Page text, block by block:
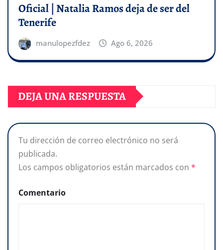
Oficial | Natalia Ramos deja de ser del
Tenerife
manulopezfdez Ago 6, 2026
DEJA UNA RESPUESTA
Tu dirección de correo electrónico no será
publicada.
Los campos obligatorios están marcados con *
Comentario